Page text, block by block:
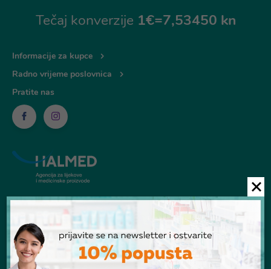
Tečaj konverzije 1€=7,53450 kn
Informacije za kupce
Radno vrijeme poslovnica
Pratite nas
© Ljekarna Talan 2026